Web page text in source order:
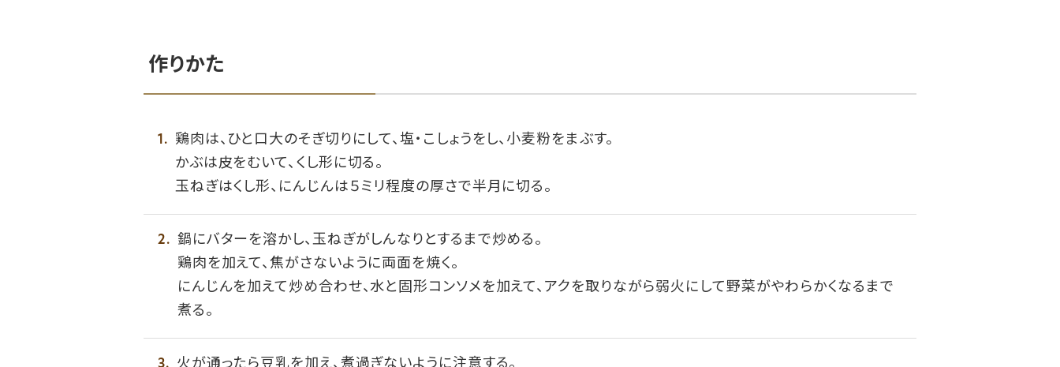
作りかた
鶏肉は、ひと口大のそぎ切りにして、塩・こしょうをし、小麦粉をまぶす。
かぶは皮をむいて、くし形に切る。
玉ねぎはくし形、にんじんは５ミリ程度の厚さで半月に切る。
鍋にバターを溶かし、玉ねぎがしんなりとするまで炒める。
鶏肉を加えて、焦がさないように両面を焼く。
にんじんを加えて炒め合わせ、水と固形コンソメを加えて、アクを取りながら弱火にして野菜がやわらかくなるまで
煮る。